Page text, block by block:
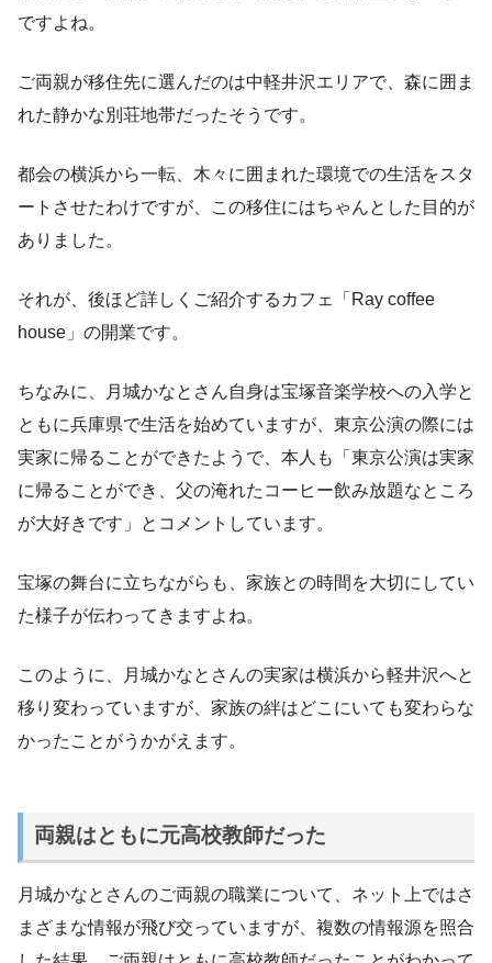
ですよね。
ご両親が移住先に選んだのは中軽井沢エリアで、森に囲ま
れた静かな別荘地帯だったそうです。
都会の横浜から一転、木々に囲まれた環境での生活をスタ
ートさせたわけですが、この移住にはちゃんとした目的が
ありました。
それが、後ほど詳しくご紹介するカフェ「Ray coffee
house」の開業です。
ちなみに、月城かなとさん自身は宝塚音楽学校への入学と
ともに兵庫県で生活を始めていますが、東京公演の際には
実家に帰ることができたようで、本人も「東京公演は実家
に帰ることができ、父の淹れたコーヒー飲み放題なところ
が大好きです」とコメントしています。
宝塚の舞台に立ちながらも、家族との時間を大切にしてい
た様子が伝わってきますよね。
このように、月城かなとさんの実家は横浜から軽井沢へと
移り変わっていますが、家族の絆はどこにいても変わらな
かったことがうかがえます。
両親はともに元高校教師だった
月城かなとさんのご両親の職業について、ネット上ではさ
まざまな情報が飛び交っていますが、複数の情報源を照合